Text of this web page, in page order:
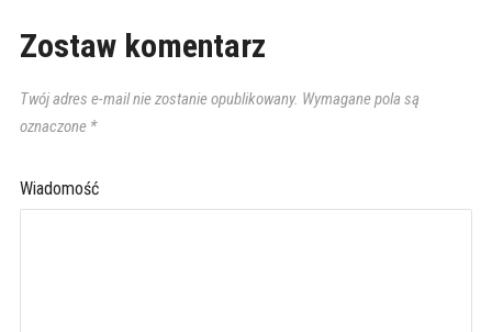
Zostaw komentarz
Twój adres e-mail nie zostanie opublikowany. Wymagane pola są
oznaczone *
Wiadomość